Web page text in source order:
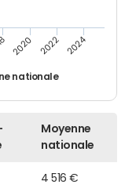
nationale
2020 2022 2024
Moyenne
nationale
4 516 €